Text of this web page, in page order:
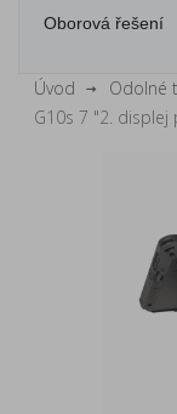
Oborová řešení
Úvod Odolné
G10s 7 "2. displej